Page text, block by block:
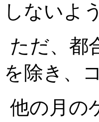
しないよ
ただ、都
を除き、
他の月の